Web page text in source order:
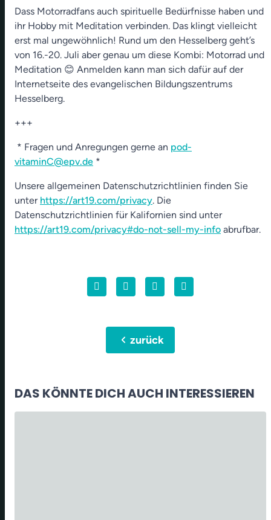
Dass Motorradfans auch spirituelle Bedürfnisse haben und
ihr Hobby mit Meditation verbinden. Das klingt vielleicht
erst mal ungewöhnlich! Rund um den Hesselberg geht’s
von 16.-20. Juli aber genau um diese Kombi: Motorrad und
Meditation 😊 Anmelden kann man sich dafür auf der
Internetseite des evangelischen Bildungszentrums
Hesselberg.
+++
* Fragen und Anregungen gerne an pod-
vitaminC@epv.de *
Unsere allgemeinen Datenschutzrichtlinien finden Sie
unter https://art19.com/privacy. Die
Datenschutzrichtlinien für Kalifornien sind unter
https://art19.com/privacy#do-not-sell-my-info abrufbar.
chevron_leftzurück
DAS KÖNNTE DICH AUCH INTERESSIEREN